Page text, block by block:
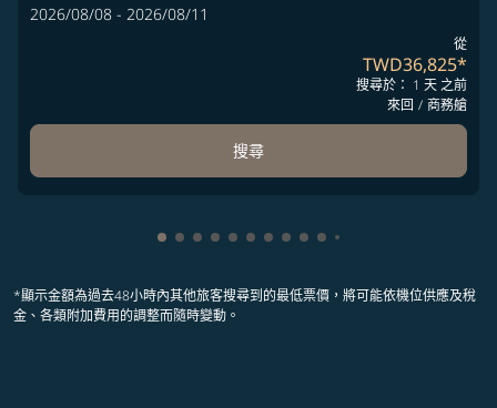
2026/08/08 - 2026/08/11
從
TWD36,825*
搜尋於： 1 天 之前
來回 / 商務艙
搜尋
顯示 cmp-pagination-showing-card 1
顯示 cmp-pagination-showing-card 2
顯示 cmp-pagination-showing-card
顯示 cmp-pagination-showing-
顯示 cmp-pagination-showing-
顯示 cmp-pagination-
顯示 cmp-pagination-
顯示 cmp-pagination-
顯示 cmp-pagination-
顯示 cmp-
*顯示金額為過去48小時內其他旅客搜尋到的最低票價，將可能依機位供應及稅
金、各類附加費用的調整而隨時變動。